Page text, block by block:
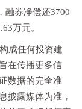
融券净偿还3700
万元。
成任何投资建
在传播更多信
数据的完全准
披露媒体为准，